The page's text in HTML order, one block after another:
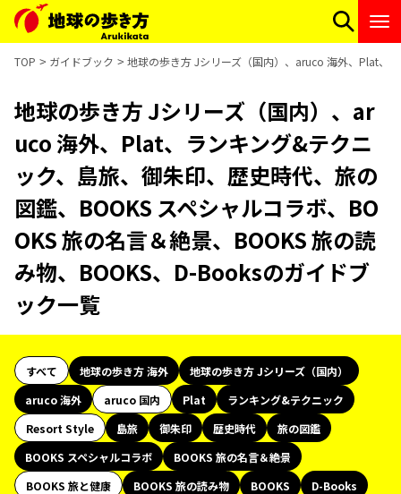
TOP ガイドブック 地球の歩き方 Jシリーズ（国内）、aruco 海外、Plat、
地球の歩き方 Jシリーズ（国内）、ar
uco 海外、Plat、ランキング&テクニ
ック、島旅、御朱印、歴史時代、旅の
図鑑、BOOKS スペシャルコラボ、BO
OKS 旅の名言＆絶景、BOOKS 旅の読
み物、BOOKS、D-Booksのガイドブ
ック一覧
すべて 地球の歩き方 海外
地球の歩き方 Jシリーズ（国内）
aruco 海外
aruco 国内 Plat
ランキング&テクニック
Resort Style
島旅 御朱印 歴史時代
旅の図鑑
BOOKS スペシャルコラボ
BOOKS 旅の名言＆絶景
BOOKS 旅と健康
BOOKS 旅の読み物 BOOKS
D-Books